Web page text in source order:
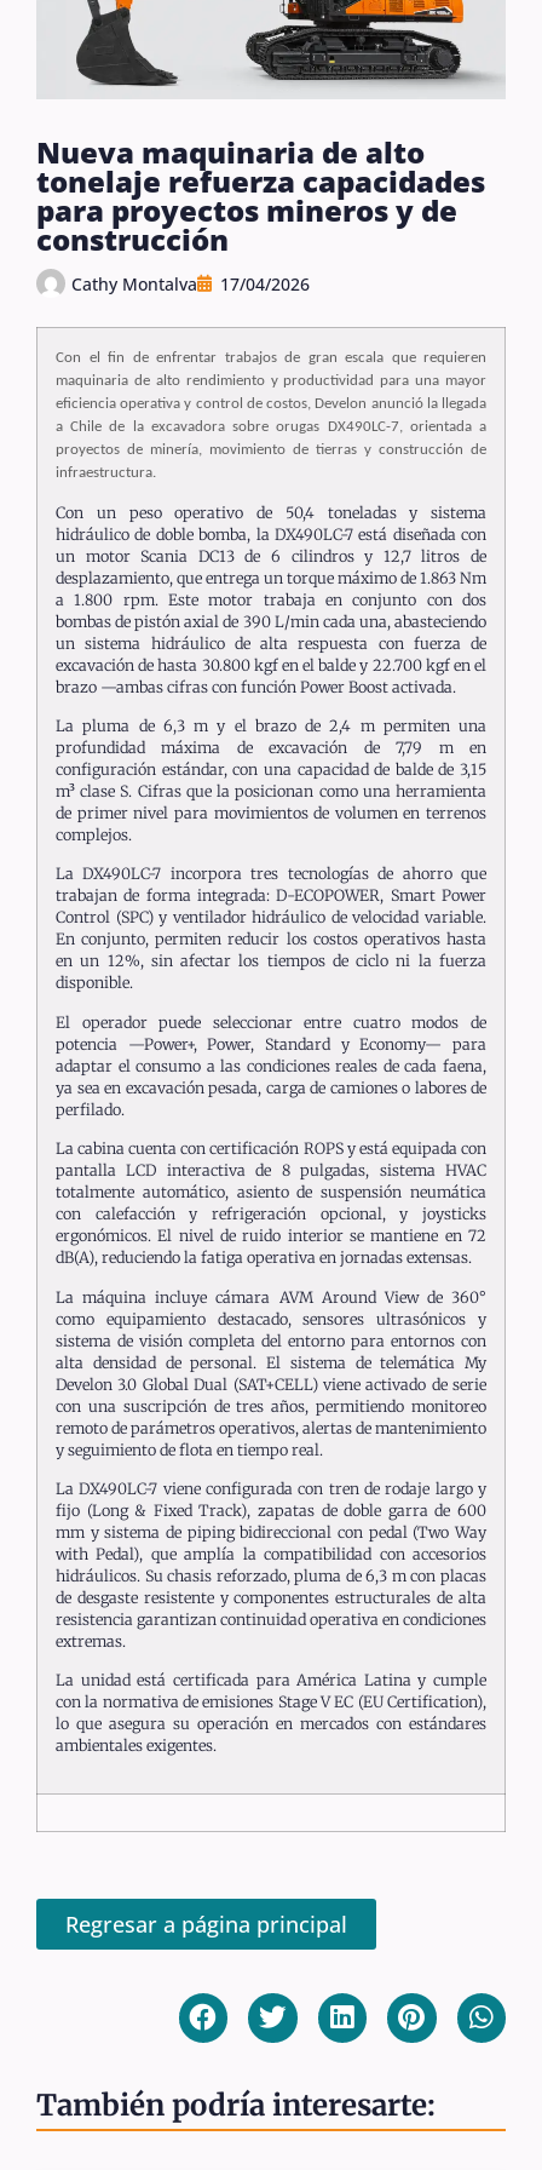
Nueva maquinaria de alto
tonelaje refuerza capacidades
para proyectos mineros y de
construcción
Cathy Montalva 17/04/2026
Con el fin de enfrentar trabajos de gran escala que requieren
maquinaria de alto rendimiento y productividad para una mayor
eficiencia operativa y control de costos, Develon anunció la llegada
a Chile de la excavadora sobre orugas DX490LC-7, orientada a
proyectos de minería, movimiento de tierras y construcción de
infraestructura.
Con un peso operativo de 50,4 toneladas y sistema
hidráulico de doble bomba, la DX490LC-7 está diseñada con
un motor Scania DC13 de 6 cilindros y 12,7 litros de
desplazamiento, que entrega un torque máximo de 1.863 Nm
a 1.800 rpm. Este motor trabaja en conjunto con dos
bombas de pistón axial de 390 L/min cada una, abasteciendo
un sistema hidráulico de alta respuesta con fuerza de
excavación de hasta 30.800 kgf en el balde y 22.700 kgf en el
brazo —ambas cifras con función Power Boost activada.
La pluma de 6,3 m y el brazo de 2,4 m permiten una
profundidad máxima de excavación de 7,79 m en
configuración estándar, con una capacidad de balde de 3,15
m³ clase S. Cifras que la posicionan como una herramienta
de primer nivel para movimientos de volumen en terrenos
complejos.
La DX490LC-7 incorpora tres tecnologías de ahorro que
trabajan de forma integrada: D-ECOPOWER, Smart Power
Control (SPC) y ventilador hidráulico de velocidad variable.
En conjunto, permiten reducir los costos operativos hasta
en un 12%, sin afectar los tiempos de ciclo ni la fuerza
disponible.
El operador puede seleccionar entre cuatro modos de
potencia —Power+, Power, Standard y Economy— para
adaptar el consumo a las condiciones reales de cada faena,
ya sea en excavación pesada, carga de camiones o labores de
perfilado.
La cabina cuenta con certificación ROPS y está equipada con
pantalla LCD interactiva de 8 pulgadas, sistema HVAC
totalmente automático, asiento de suspensión neumática
con calefacción y refrigeración opcional, y joysticks
ergonómicos. El nivel de ruido interior se mantiene en 72
dB(A), reduciendo la fatiga operativa en jornadas extensas.
La máquina incluye cámara AVM Around View de 360°
como equipamiento destacado, sensores ultrasónicos y
sistema de visión completa del entorno para entornos con
alta densidad de personal. El sistema de telemática My
Develon 3.0 Global Dual (SAT+CELL) viene activado de serie
con una suscripción de tres años, permitiendo monitoreo
remoto de parámetros operativos, alertas de mantenimiento
y seguimiento de flota en tiempo real.
La DX490LC-7 viene configurada con tren de rodaje largo y
fijo (Long & Fixed Track), zapatas de doble garra de 600
mm y sistema de piping bidireccional con pedal (Two Way
with Pedal), que amplía la compatibilidad con accesorios
hidráulicos. Su chasis reforzado, pluma de 6,3 m con placas
de desgaste resistente y componentes estructurales de alta
resistencia garantizan continuidad operativa en condiciones
extremas.
La unidad está certificada para América Latina y cumple
con la normativa de emisiones Stage V EC (EU Certification),
lo que asegura su operación en mercados con estándares
ambientales exigentes.
Regresar a página principal
También podría interesarte: